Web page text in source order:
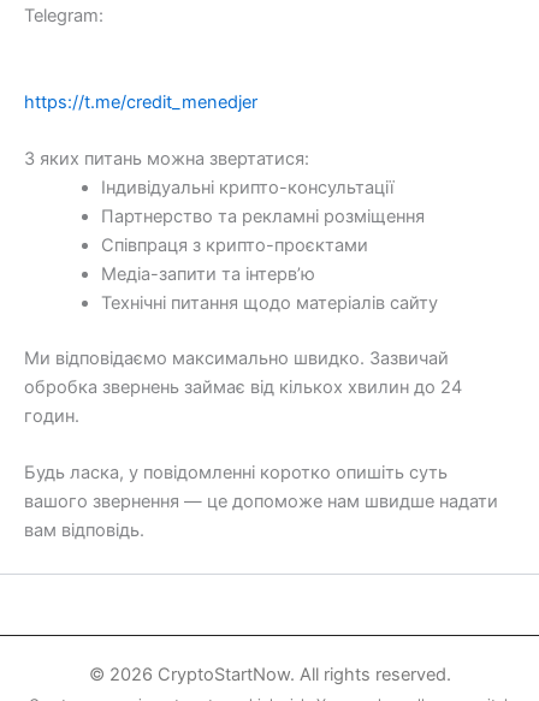
Telegram:
https://t.me/credit_menedjer
З яких питань можна звертатися:
Індивідуальні крипто-консультації
Партнерство та рекламні розміщення
Співпраця з крипто-проєктами
Медіа-запити та інтерв’ю
Технічні питання щодо матеріалів сайту
Ми відповідаємо максимально швидко. Зазвичай
обробка звернень займає від кількох хвилин до 24
годин.
Будь ласка, у повідомленні коротко опишіть суть
вашого звернення — це допоможе нам швидше надати
вам відповідь.
© 2026 CryptoStartNow. All rights reserved.